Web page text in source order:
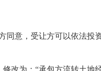
同意，受让方可以依法
改为：“承包方流转土地